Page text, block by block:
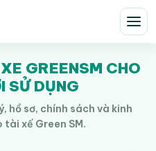
GREENSM CHO
SỬ DỤNG
hồ sơ, chính sách và kinh
xế Green SM.